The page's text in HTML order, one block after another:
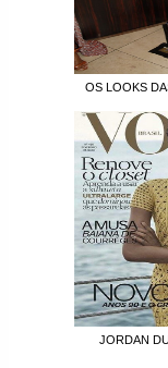
OS LOOKS
JORDAN